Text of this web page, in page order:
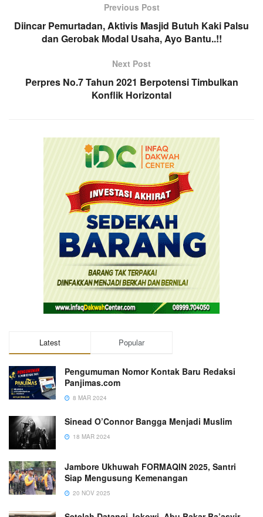
Previous Post
Diincar Pemurtadan, Aktivis Masjid Butuh Kaki Palsu
dan Gerobak Modal Usaha, Ayo Bantu..!!
Next Post
Perpres No.7 Tahun 2021 Berpotensi Timbulkan
Konflik Horizontal
Latest Popular
Pengumuman Nomor Kontak Baru Redaksi
Panjimas.com
8 MAR 2024
Sinead O’Connor Bangga Menjadi Muslim
18 MAR 2024
Jambore Ukhuwah FORMAQIN 2025, Santri
Siap Mengusung Kemenangan
20 NOV 2025